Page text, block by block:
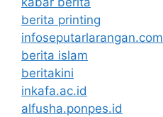
berita printing
infoseputarlarangan.com
berita islam
beritakini
inkafa.ac.id
alfusha.ponpes.id